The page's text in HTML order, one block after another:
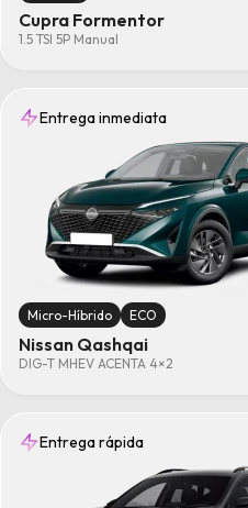
Cupra Formentor
1.5 TSI 5P Manual
Entrega inmediata
Micro-Híbrido ECO
Nissan Qashqai
DIG-T MHEV ACENTA 4×2
Entrega rápida